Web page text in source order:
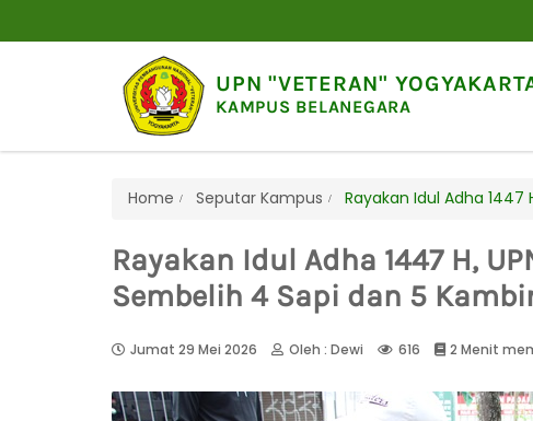
UPN "VETERAN"
KAMPUS BELANEGARA
Home Seputar Kampus Rayakan Idul Adha 1447
Rayakan Idul Adha 1447 H,
Sembelih 4 Sapi dan 5
Jumat 29 Mei 2026 Oleh : Dewi 616 2 Menit